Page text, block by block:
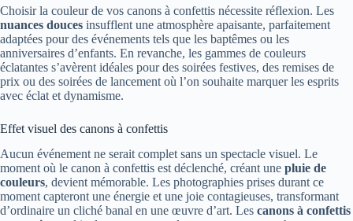
Choisir la couleur de vos canons à confettis nécessite réflexion. Les
nuances douces insufflent une atmosphère apaisante, parfaitement
adaptées pour des événements tels que les baptêmes ou les
anniversaires d’enfants. En revanche, les gammes de couleurs
éclatantes s’avèrent idéales pour des soirées festives, des remises de
prix ou des soirées de lancement où l’on souhaite marquer les esprits
avec éclat et dynamisme.
Effet visuel des canons à confettis
Aucun événement ne serait complet sans un spectacle visuel. Le
moment où le canon à confettis est déclenché, créant une pluie de
couleurs, devient mémorable. Les photographies prises durant ce
moment capteront une énergie et une joie contagieuses, transformant
d’ordinaire un cliché banal en une œuvre d’art. Les canons à confettis